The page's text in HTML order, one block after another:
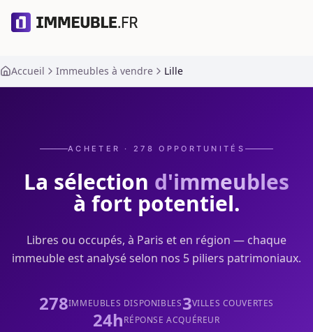
Accueil Immeubles à vendre Lille
ACHETER ·278 OPPORTUNITÉS
La sélection d'immeubles
à fort potentiel.
Libres ou occupés, à Paris et en région — chaque
immeuble est analysé selon nos 5 piliers patrimoniaux.
278IMMEUBLES DISPONIBLES3VILLES COUVERTES
24hRÉPONSE ACQUÉREUR